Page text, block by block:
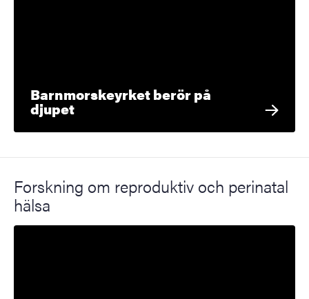
Barnmorskeyrket berör på
djupet
Forskning om reproduktiv och perinatal
hälsa